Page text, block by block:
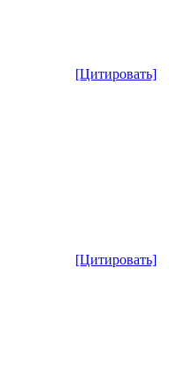
[Цитировать]
[Цитировать]